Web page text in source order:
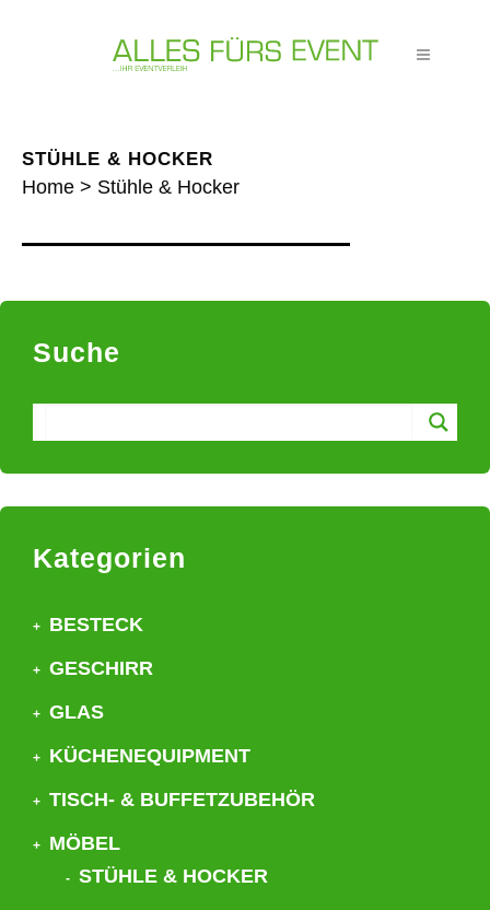
STÜHLE & HOCKER
Home > Stühle & Hocker
Suche
Kategorien
BESTECK
GESCHIRR
GLAS
KÜCHENEQUIPMENT
TISCH- & BUFFETZUBEHÖR
MÖBEL
STÜHLE & HOCKER